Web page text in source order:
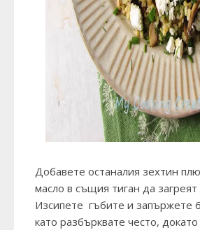
Добавете останалия зехтин
масло в същия тиган да загреят
Изсипете гъбите и запържете
като разбърквате често,